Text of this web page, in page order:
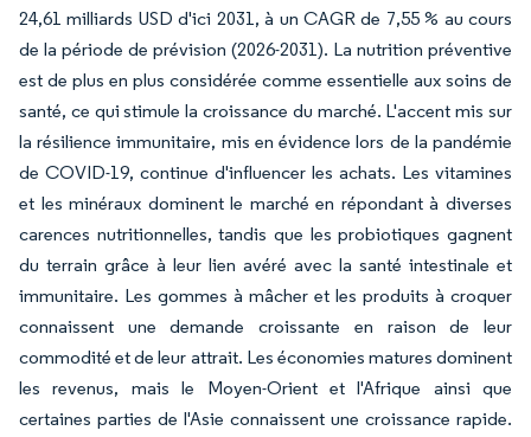
24,61 milliards USD d'ici 2031, à un CAGR de 7,55 % au cours
de la période de prévision (2026-2031). La nutrition préventive
est de plus en plus considérée comme essentielle aux soins de
santé, ce qui stimule la croissance du marché. L'accent mis sur
la résilience immunitaire, mis en évidence lors de la pandémie
de COVID-19, continue d'influencer les achats. Les vitamines
et les minéraux dominent le marché en répondant à diverses
carences nutritionnelles, tandis que les probiotiques gagnent
du terrain grâce à leur lien avéré avec la santé intestinale et
immunitaire. Les gommes à mâcher et les produits à croquer
connaissent une demande croissante en raison de leur
commodité et de leur attrait. Les économies matures dominent
les revenus, mais le Moyen-Orient et l'Afrique ainsi que
certaines parties de l'Asie connaissent une croissance rapide.